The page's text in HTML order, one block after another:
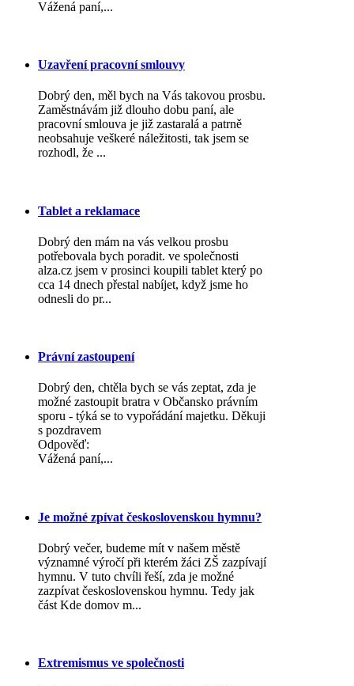
Vážená paní,...
Uzavření pracovní smlouvy
Dobrý den, měl bych na Vás takovou prosbu.
Zaměstnávám již dlouho dobu paní, ale
pracovní smlouva je již zastaralá a patrně
neobsahuje veškeré náležitosti, tak jsem se
rozhodl, že ...
Tablet a reklamace
Dobrý den mám na vás velkou prosbu
potřebovala bych poradit. ve společnosti
alza.cz jsem v prosinci koupili tablet který po
cca 14 dnech přestal nabíjet, když jsme ho
odnesli do pr...
Právní zastoupení
Dobrý den, chtěla bych se vás zeptat, zda je
možné zastoupit bratra v Občansko právním
sporu - týká se to vypořádání majetku. Děkuji
s pozdravem
Odpověď:
Vážená paní,...
Je možné zpívat československou hymnu?
Dobrý večer, budeme mít v našem městě
významné výročí při kterém žáci ZŠ zazpívají
hymnu. V tuto chvíli řeší, zda je možné
zazpívat československou hymnu. Tedy jak
část Kde domov m...
Extremismus ve společnosti